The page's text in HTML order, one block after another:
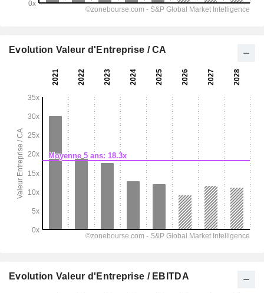
Evolution Valeur d'Entreprise / CA
Evolution Valeur d'Entreprise / EBITDA